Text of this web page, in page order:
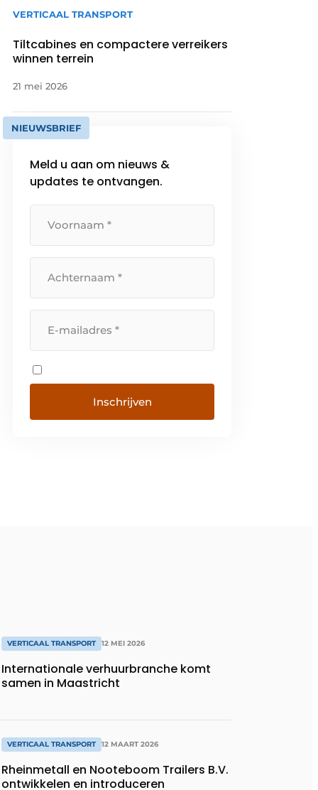
VERTICAAL TRANSPORT
Tiltcabines en compactere verreikers
winnen terrein
21 mei 2026
NIEUWSBRIEF
Meld u aan om nieuws &
updates te ontvangen.
VERTICAAL TRANSPORT 12 MEI 2026
Internationale verhuurbranche komt
samen in Maastricht
VERTICAAL TRANSPORT 12 MAART 2026
Rheinmetall en Nooteboom Trailers B.V.
ontwikkelen en introduceren